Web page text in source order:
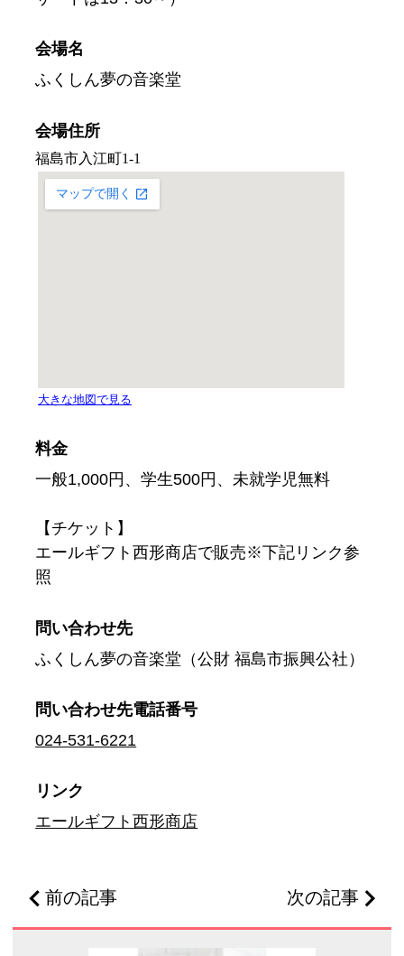
会場名
ふくしん夢の音楽堂
会場住所
料金
一般1,000円、学生500円、未就学児無料
【チケット】
エールギフト西形商店で販売※下記リンク参
照
問い合わせ先
ふくしん夢の音楽堂（公財 福島市振興公社）
問い合わせ先電話番号
024-531-6221
リンク
エールギフト西形商店
前の記事 次の記事